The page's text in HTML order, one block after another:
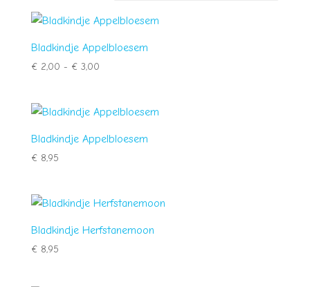
Bladkindje Appelbloesem
€2,00 - €3,00Prijsklasse:
€ 3,00
Bladkindje Appelbloesem
€8,95
Bladkindje Herfstanemoon
€8,95